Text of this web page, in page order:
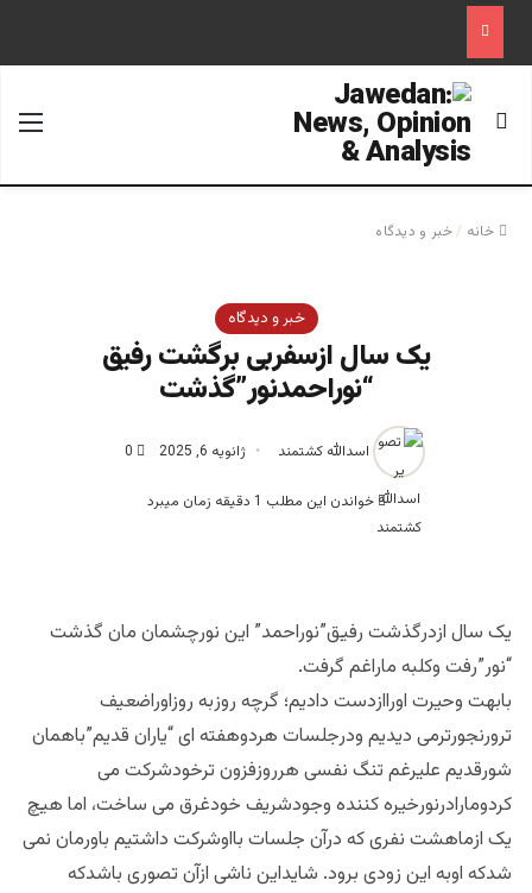
جستجو برای
خانه /خبر و دیدگاه
خبر و دیدگاه
یک سال ازسفربی برگشت رفیق
“نوراحمدنور”گذشت
اسدالله کشتمند ژانویه 6, 2025 0
خواندن این مطلب 1 دقیقه زمان میبرد
یک سال ازدرگذشت رفیق”نوراحمد” این نورچشمان مان گذشت
“نور”رفت وکلبه ماراغم گرفت.
بابهت وحیرت اوراازدست دادیم؛ گرچه روزبه روزاوراضعیف
ترورنجورترمی دیدیم ودرجلسات هردوهفته ای “یاران قدیم”باهمان
شورقدیم علیرغم تنگ نفسی هرروزفزون ترخودشرکت می
کردومارادرنورخیره کننده وجودشریف خودغرق می ساخت، اما هیچ
یک ازماهشت نفری که درآن جلسات بااوشرکت داشتیم باورمان نمی
شدکه اوبه این زودی برود. شایداین ناشی ازآن تصوری باشدکه